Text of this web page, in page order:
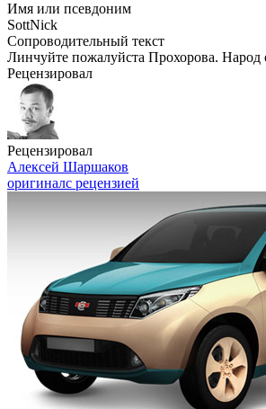
Имя или псевдоним
SottNick
Сопроводительный текст
Линчуйте пожалуйста Прохорова. Народ
Рецензировал
Рецензировал
Алексей Шаршаков
оригиналс рецензией